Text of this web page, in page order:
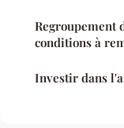
Regroupement
conditions à
Investir dans